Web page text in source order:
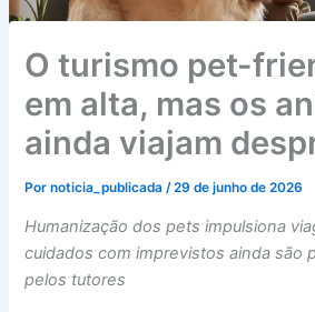
O turismo pet-
em alta, mas os
ainda viajam
Pornoticia_publicada/29 de junho de 2026
Humanização dos pets impulsiona
cuidados com imprevistos ainda são
pelos tutores